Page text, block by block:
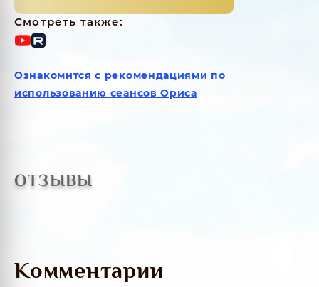
Смотреть также:
Ознакомится с рекомендациями по
использованию сеансов Ориса
ОТЗЫВЫ
Комментарии